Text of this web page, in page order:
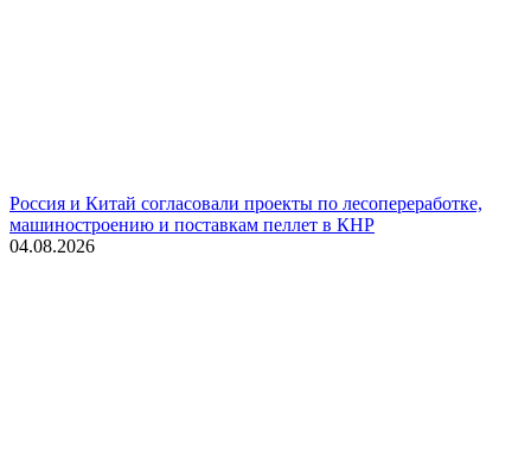
Россия и Китай согласовали проекты по лесопереработке,
машиностроению и поставкам пеллет в КНР
04.08.2026